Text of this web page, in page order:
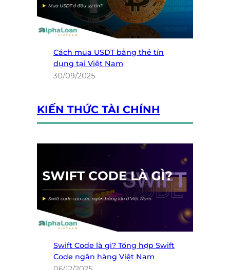
Cách mua USDT bằng thẻ tín
dụng tại Việt Nam
30/09/2025
KIẾN THỨC TÀI CHÍNH
Swift Code là gì? Tổng hợp Swift
Code ngân hàng Việt Nam